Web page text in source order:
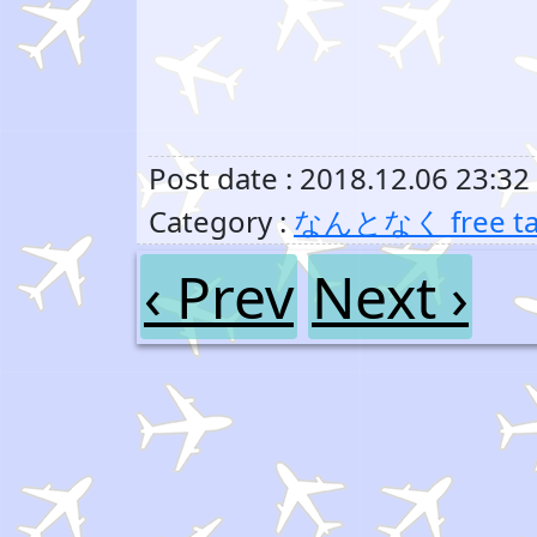
Post date : 2018.12.06 23:32
Category : なんとなく free
‹ Prev Next ›